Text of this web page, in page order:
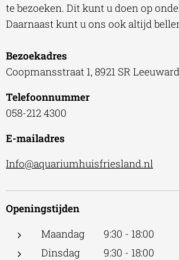
te bezoeken. Dit kunt u doen op
Daarnaast kunt u ons ook altijd
Bezoekadres
Coopmansstraat 1, 8921 SR
Telefoonnummer
058-212 4300
E-mailadres
Info@aquariumhuisfriesland.nl
Openingstijden
Maandag 9:30 - 18:00
Dinsdag 9:30 - 18:00